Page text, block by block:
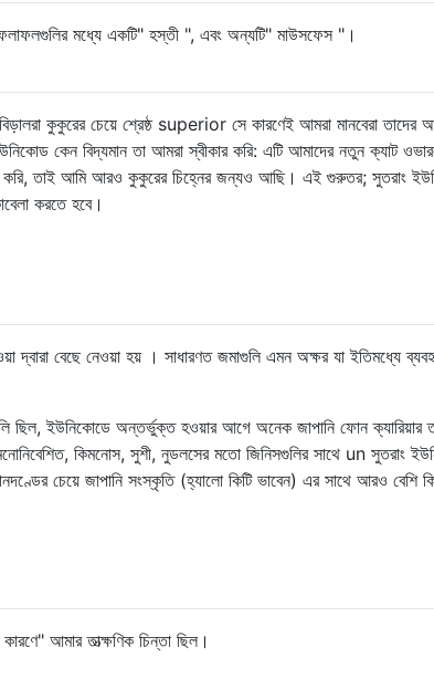
মধ্যে একটি" হস্তী ", এবং অন্যটি" মাউসফেস "।
কুকুরের চেয়ে শ্রেষ্ঠ superior সে কারণেই আমরা মানবেরা তাদের
কেন বিদ্যমান তা আমরা স্বীকার করি: এটি আমাদের নতুন ক্যাট
করি, তাই আমি আরও কুকুরের চিহ্নের জন্যও আছি। এই গুরুতর; সুতরাং
করতে হবে।
দ্বারা বেছে নেওয়া হয় । সাধারণত জমাগুলি এমন অক্ষর যা ইতিমধ্যে
ছিল, ইউনিকোডে অন্তর্ভুক্ত হওয়ার আগে অনেক জাপানি ফোন ক্যারিয়ার
কিমনোস, সুশী, নুডলসের মতো জিনিসগুলির সাথে un সুতরাং
চেয়ে জাপানি সংস্কৃতি (হ্যালো কিটি ভাবেন) এর সাথে আরও বেশি
আমার তাত্ক্ষণিক চিন্তা ছিল।